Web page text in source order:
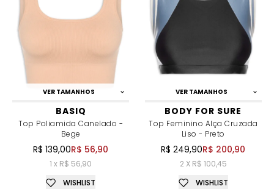
VER TAMANHOS
BASIQ
Top Poliamida Canelado -
Bege
R$ 139,00R$ 56,90
1 x R$ 56,90
WISHLIST
VER TAMANHOS
BODY FOR SURE
Top Feminino Alça Cruzada
Liso - Preto
R$ 249,90R$ 200,90
2 X R$ 100,45
WISHLIST